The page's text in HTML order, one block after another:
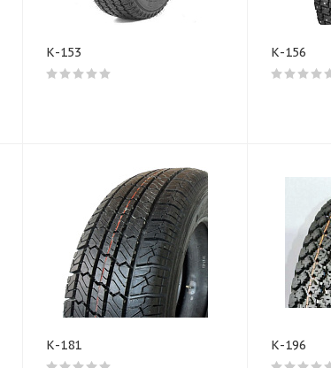
К-153 К-156
К-181 К-196